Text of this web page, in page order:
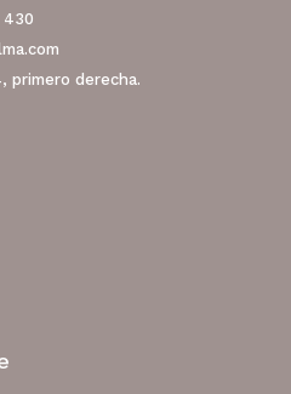
430
primero derecha.